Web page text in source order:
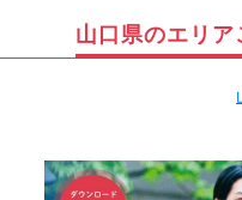
山口県のエリ